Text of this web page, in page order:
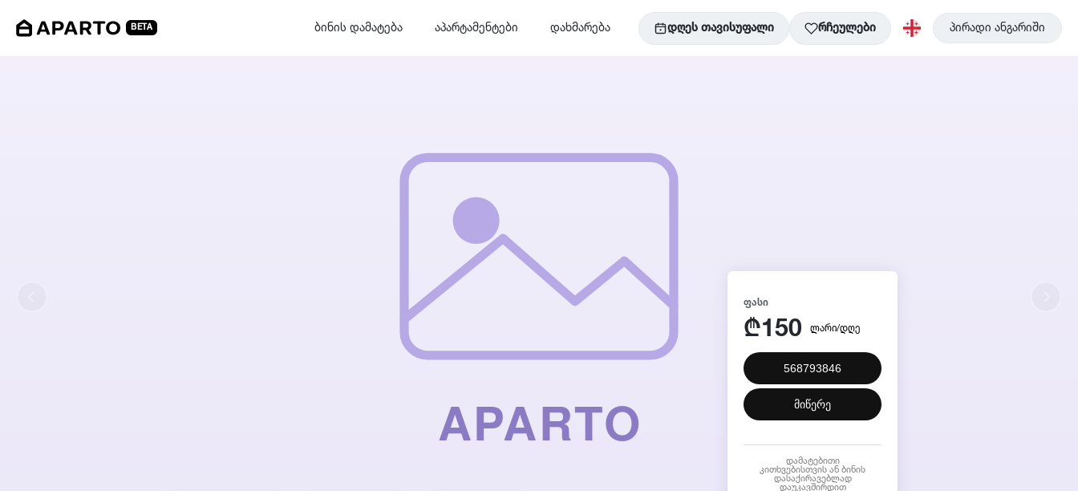
BETA ბინის დამატება აპარტამენტები დახმარება დღეს თავისუფალი რჩეულები პირადი ანგარიში
ᲤᲐᲡᲘ
₾150 ლარი/დღე
568793846
მიწერე
დამატებითი
კითხვებისთვის ან ბინის
დასაქირავებლად
დაუკავშირდით